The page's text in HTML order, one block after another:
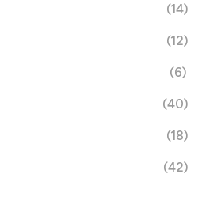
(14)
(12)
(6)
(40)
(18)
(42)